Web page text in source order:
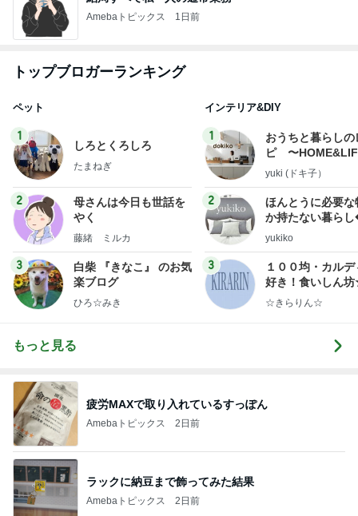
Amebaトピックス 1日前
トップブロガーランキング
ペット
1
しろとくろしろ
たまねぎ
2
母さんは今日も世話を
やく
藤緒 ミルカ
3
白柴 『きなこ』 のお気
楽ブログ
ひろ☆みき
インテリア&DIY
1
おうちと暮らしの
ピ 〜
yuki (ドキ子）
2
ほんとうに必要な
か持たない暮ら
ep Life Simple◆
yukiko
3
１００均・カルデ
好き！食いしん
らりん☆のブログ
☆きらりん☆
もっと見る
疲労MAXで取り入れているすっぽん
Amebaトピックス 2日前
ラックに納豆まで飾ってみた結果
Amebaトピックス 2日前